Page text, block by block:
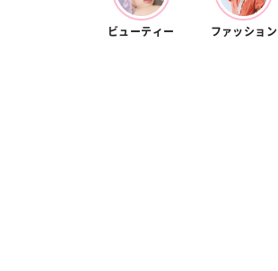
ビューティー ファッション